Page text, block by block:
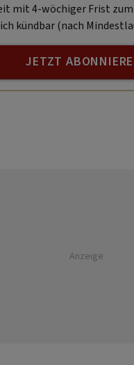
mit 4-wöchiger Frist
kündbar (nach
JETZT
Anzeige